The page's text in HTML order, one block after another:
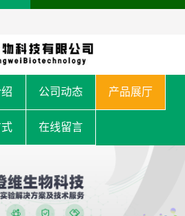
公司动态 产品展厅
在线留言